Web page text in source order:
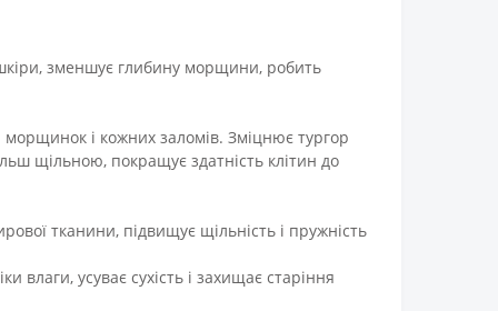
зменшує глибину морщини, робить
і кожних заломів. Зміцнює тургор
щільною, покращує здатність клітин до
тканини, підвищує щільність і пружність
влаги, усуває сухість і захищає старіння